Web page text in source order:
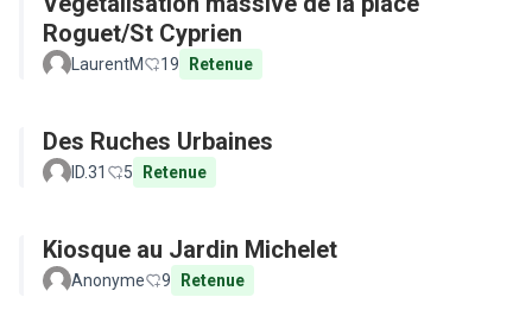
Roguet/St Cyprien
LaurentM 19 Retenue
Des Ruches Urbaines
ID.31 5 Retenue
Kiosque au Jardin Michelet
Anonyme 9 Retenue